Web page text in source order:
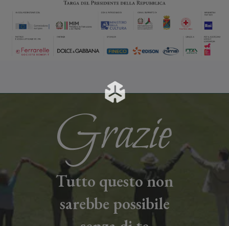
Tutto questo non
sarebbe possibile